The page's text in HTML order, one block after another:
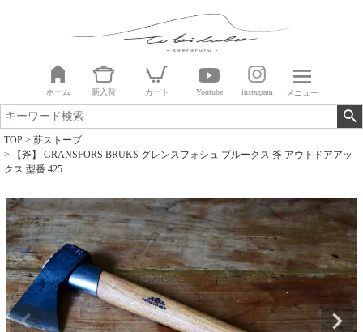
ホーム 新入荷 カート Youtube instagram メニュー
TOP
薪ストーブ
【斧】 GRANSFORS BRUKS グレンスフォシュ ブルークス 斧 アウトドアアッ
クス 型番 425